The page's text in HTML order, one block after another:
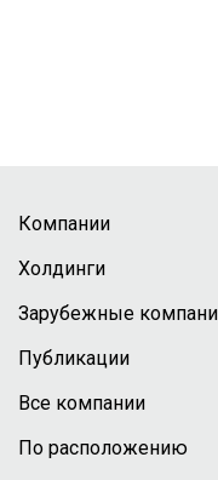
Компании
Холдинги
Зарубежные
Публикации
Все компании
По расположению